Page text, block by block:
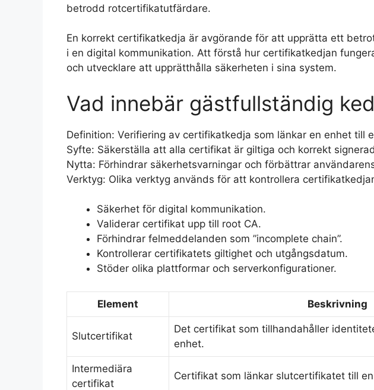
betrodd rotcertifikatutfärdare.
En korrekt certifikatkedja är avgörande för att upprätta ett
i en digital kommunikation. Att förstå hur certifikatkedjan
och utvecklare att upprätthålla säkerheten i sina system.
Vad innebär gästfullständig
Definition: Verifiering av certifikatkedja som länkar en enhet till
Syfte: Säkerställa att alla certifikat är giltiga och korrekt
Nytta: Förhindrar säkerhetsvarningar och förbättrar
Verktyg: Olika verktyg används för att kontrollera
Säkerhet för digital kommunikation.
Validerar certifikat upp till root CA.
Förhindrar felmeddelanden som ”incomplete chain”.
Kontrollerar certifikatets giltighet och utgångsdatum.
Stöder olika plattformar och serverkonfigurationer.
Element Beskrivning
Slutcertifikat
Det certifikat som tillhandahåller
enhet.
Intermediära
certifikat
Certifikat som länkar slutcertifikatet till